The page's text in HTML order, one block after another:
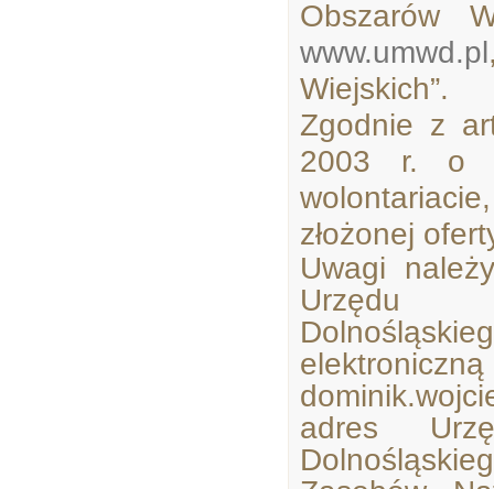
Obszarów
www.umwd.pl
Wiejskich”.
Zgodnie z
2003 r. o
złożonej
Uwagi
Urzędu
adres